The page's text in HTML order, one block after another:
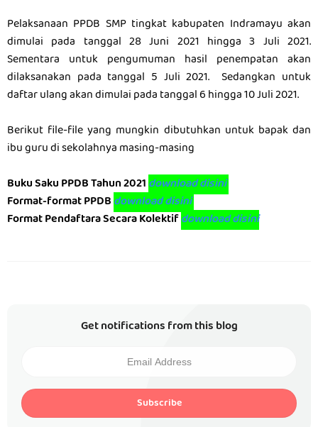
Pelaksanaan PPDB SMP tingkat kabupaten Indramayu akan
dimulai pada tanggal 28 Juni 2021 hingga 3 Juli 2021.
Sementara untuk pengumuman hasil penempatan akan
dilaksanakan pada tanggal 5 Juli 2021. Sedangkan untuk
daftar ulang akan dimulai pada tanggal 6 hingga 10 Juli 2021.
Berikut file-file yang mungkin dibutuhkan untuk bapak dan
ibu guru di sekolahnya masing-masing
Buku Saku PPDB Tahun 2021download disini
Format-format PPDBdownload disini
Format Pendaftara Secara Kolektifdownload disini
Get notifications from this blog
Subscribe